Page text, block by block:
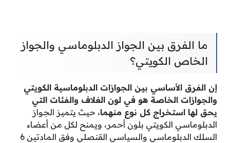
ما الفرق بين الجواز الدبلوماسي والجواز
الخاص الكويتي؟
إن الفرق الأساسي بين الجوازات الدبلوماسية الكويتي
والجوازات الخاصة هو في لون الغلاف والفئات التي
يحق لها استخراج كل نوع منهما، حيث يتميز الجواز
الدبلوماسي الكويتي بلون أحمر، ويمنح لكل من أعضاء
السلك الدبلوماسي والسياسي القنصلي وفق المادتين 6